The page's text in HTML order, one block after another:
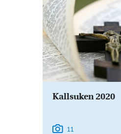
Kallsuken 2020
11